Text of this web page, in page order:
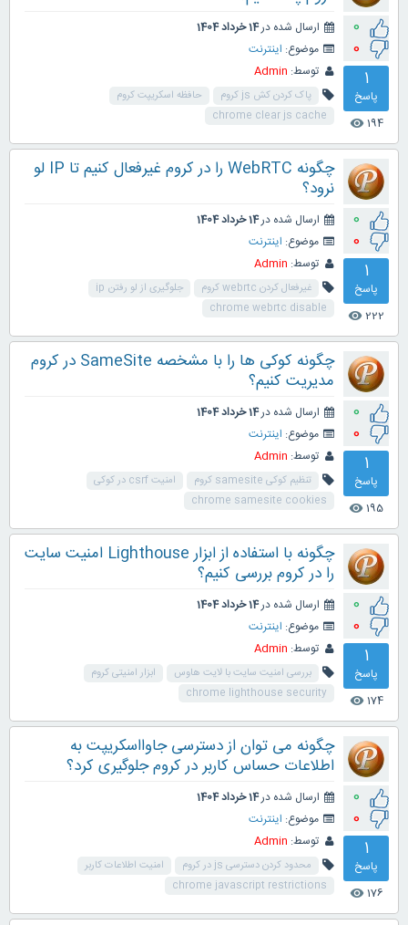
0
0
1
پاسخ
194
visibility
ارسال شده در14 خرداد 1404
موضوع: اینترنت
توسط: Admin
پاک کردن کش js کروم
حافظه اسکریپت کروم
chrome clear js cache
0
0
1
پاسخ
222
visibility
چگونه WebRTC را در کروم غیرفعال کنیم تا IP لو
نرود؟
ارسال شده در14 خرداد 1404
موضوع: اینترنت
توسط: Admin
غیرفعال کردن webrtc کروم
جلوگیری از لو رفتن ip
chrome webrtc disable
0
0
1
پاسخ
195
visibility
چگونه کوکی ها را با مشخصه SameSite در کروم
مدیریت کنیم؟
ارسال شده در14 خرداد 1404
موضوع: اینترنت
توسط: Admin
تنظیم کوکی samesite کروم
امنیت csrf در کوکی
chrome samesite cookies
0
0
1
پاسخ
174
visibility
چگونه با استفاده از ابزار Lighthouse امنیت سایت
را در کروم بررسی کنیم؟
ارسال شده در14 خرداد 1404
موضوع: اینترنت
توسط: Admin
بررسی امنیت سایت با لایت هاوس
ابزار امنیتی کروم
chrome lighthouse security
0
0
1
پاسخ
176
visibility
چگونه می توان از دسترسی جاوااسکریپت به
اطلاعات حساس کاربر در کروم جلوگیری کرد؟
ارسال شده در14 خرداد 1404
موضوع: اینترنت
توسط: Admin
محدود کردن دسترسی js در کروم
امنیت اطلاعات کاربر
chrome javascript restrictions